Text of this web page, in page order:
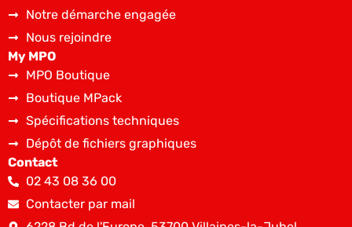
Notre démarche engagée
Nous rejoindre
My MPO
MPO Boutique
Boutique MPack
Spécifications techniques
Dépôt de fichiers graphiques
Contact
02 43 08 36 00
Contacter par mail